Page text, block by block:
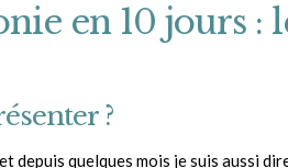
en 10 jours :
?
depuis quelques mois je suis aussi